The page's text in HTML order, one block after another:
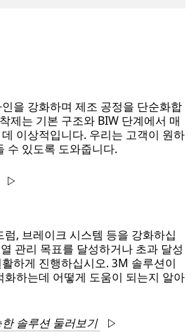
을 강화하며 제조 공정을 단순화합
제는 기본 구조와 BIW 단계에서 매
이상적입니다. 우리는 고객이 원하
수 있도록 도와줍니다.
, 브레이크 시스템 등을 강화하십
관리 목표를 달성하거나 초과 달성
하게 진행하십시오. 3M 솔루션이
하는데 어떻게 도움이 되는지 알아
솔루션 둘러보기